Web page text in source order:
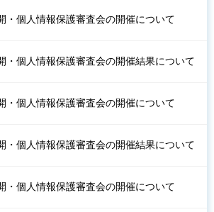
・個人情報保護審査会の開催について
・個人情報保護審査会の開催結果について
・個人情報保護審査会の開催について
・個人情報保護審査会の開催結果について
・個人情報保護審査会の開催について